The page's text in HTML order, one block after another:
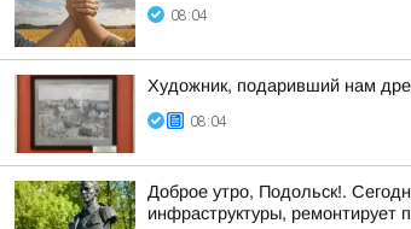
08:04
Художник, подаривший нам
08:04
Доброе утро, Подольск!.
инфраструктуры, ремонтирует